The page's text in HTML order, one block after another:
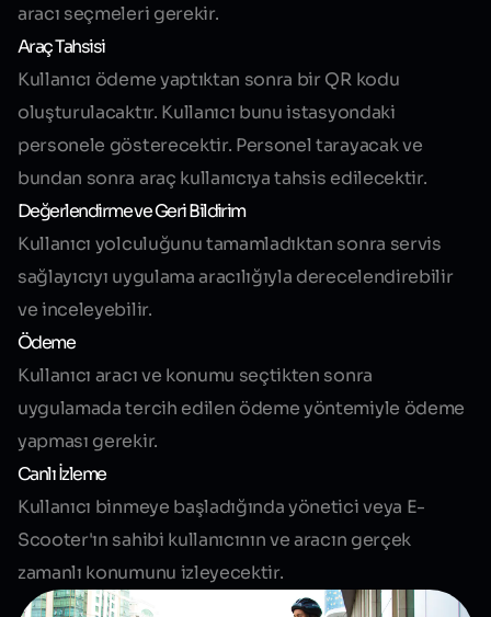
aracı seçmeleri gerekir.
Araç Tahsisi
Kullanıcı ödeme yaptıktan sonra bir QR kodu
oluşturulacaktır. Kullanıcı bunu istasyondaki
personele gösterecektir. Personel tarayacak ve
bundan sonra araç kullanıcıya tahsis edilecektir.
Değerlendirme ve Geri Bildirim
Kullanıcı yolculuğunu tamamladıktan sonra servis
sağlayıcıyı uygulama aracılığıyla derecelendirebilir
ve inceleyebilir.
Ödeme
Kullanıcı aracı ve konumu seçtikten sonra
uygulamada tercih edilen ödeme yöntemiyle ödeme
yapması gerekir.
Canlı İzleme
Kullanıcı binmeye başladığında yönetici veya E-
Scooter'ın sahibi kullanıcının ve aracın gerçek
zamanlı konumunu izleyecektir.